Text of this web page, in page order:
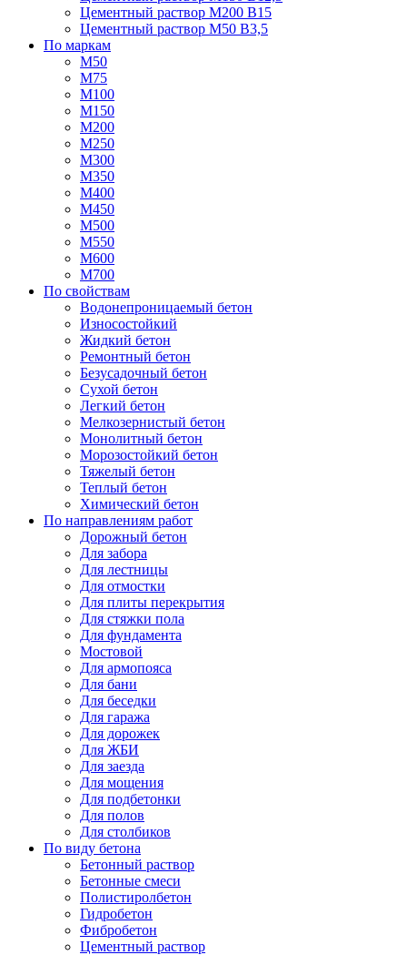
Цементный раствор М200 В15
Цементный раствор М50 В3,5
По маркам
М50
М75
М100
М150
М200
М250
М300
М350
М400
М450
М500
М550
М600
М700
По свойствам
Водонепроницаемый бетон
Износостойкий
Жидкий бетон
Ремонтный бетон
Безусадочный бетон
Сухой бетон
Легкий бетон
Мелкозернистый бетон
Монолитный бетон
Морозостойкий бетон
Тяжелый бетон
Теплый бетон
Химический бетон
По направлениям работ
Дорожный бетон
Для забора
Для лестницы
Для отмостки
Для плиты перекрытия
Для стяжки пола
Для фундамента
Мостовой
Для армопояса
Для бани
Для беседки
Для гаража
Для дорожек
Для ЖБИ
Для заезда
Для мощения
Для подбетонки
Для полов
Для столбиков
По виду бетона
Бетонный раствор
Бетонные смеси
Полистиролбетон
Гидробетон
Фибробетон
Цементный раствор